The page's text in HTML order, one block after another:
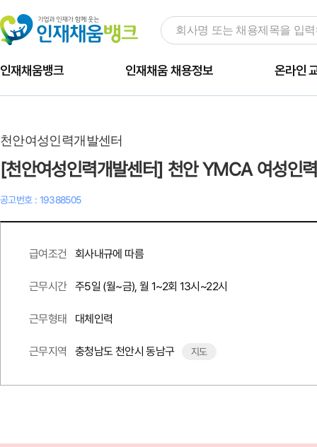
인재채움뱅크 인재채움 채용정보 온라인
천안여성인력개발센터
공고번호 : 19388505
급여조건 회사내규에 따름
근무시간 주5일 (월~금), 월 1~2회 13시~22시
근무형태 대체인력
근무지역 충청남도 천안시 동남구 지도